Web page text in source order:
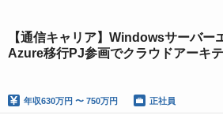
【通信キャリア】Windowsサーバー
Azure移行PJ参画でクラウドアーキ
年収630万円 〜 750万円 正社員